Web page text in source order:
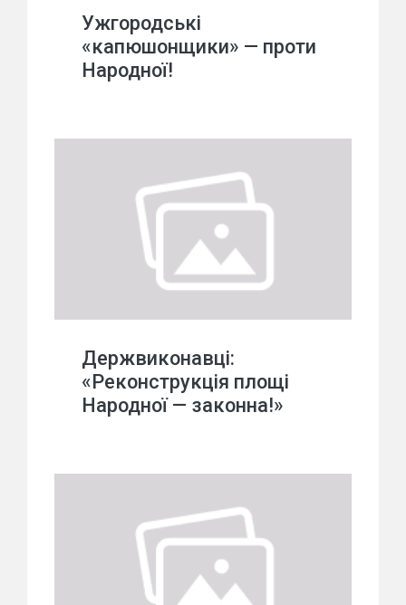
Ужгородські
«капюшонщики» — проти
Народної!
Держвиконавці:
«Реконструкція площі
Народної — законна!»